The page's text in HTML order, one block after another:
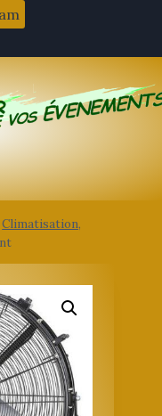
Climatisation,